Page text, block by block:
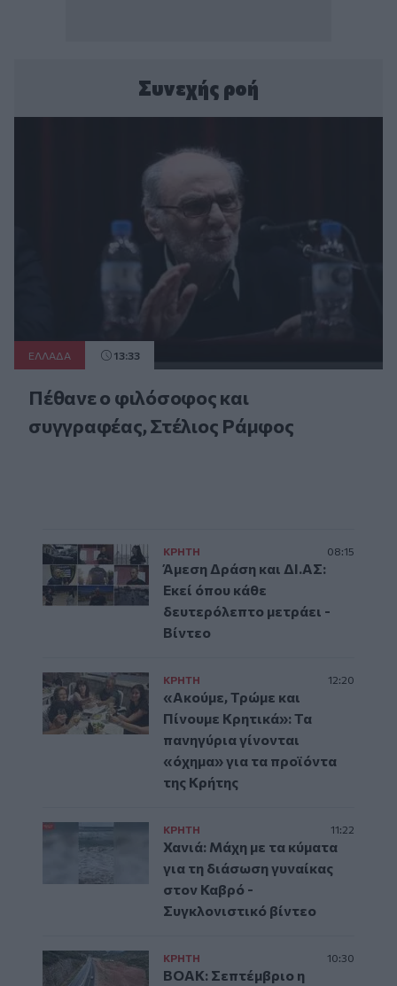
Συνεχής ροή
ΕΛΛAΔΑ 13:33
Πέθανε ο φιλόσοφος και
συγγραφέας, Στέλιος Ράμφος
ΚΡΗΤΗ 08:15
Άμεση Δράση και ΔΙ.ΑΣ:
Εκεί όπου κάθε
δευτερόλεπτο μετράει -
Βίντεο
ΚΡΗΤΗ 12:20
«Ακούμε, Τρώμε και
Πίνουμε Κρητικά»: Τα
πανηγύρια γίνονται
«όχημα» για τα προϊόντα
της Κρήτης
ΚΡΗΤΗ 11:22
Χανιά: Μάχη με τα κύματα
για τη διάσωση γυναίκας
στον Καβρό -
Συγκλονιστικό βίντεο
ΚΡΗΤΗ 10:30
ΒΟΑΚ: Σεπτέμβριο η